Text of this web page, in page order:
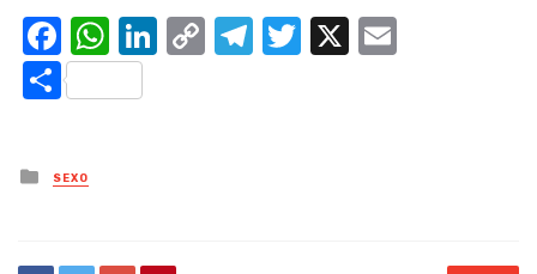
Facebook
WhatsApp
LinkedIn
CopyTelegram
Twitter
X
Compartir
Posted
in
SEXO